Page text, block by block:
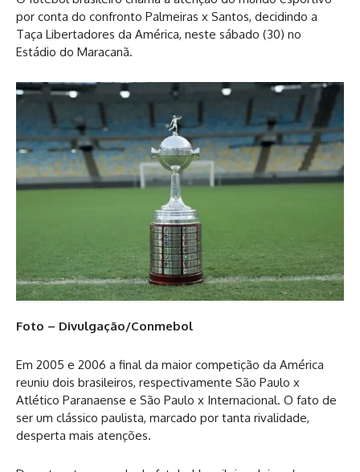
por conta do confronto Palmeiras x Santos, decidindo a
Taça Libertadores da América, neste sábado (30) no
Estádio do Maracanã.
Foto – Divulgação/Conmebol
Em 2005 e 2006 a final da maior competição da América
reuniu dois brasileiros, respectivamente São Paulo x
Atlético Paranaense e São Paulo x Internacional. O fato de
ser um clássico paulista, marcado por tanta rivalidade,
desperta mais atenções.